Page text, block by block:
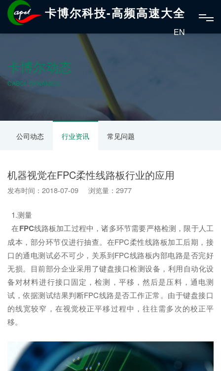
卡博尔科技-高频高速大全
EN
卡博尔动态
CABOL DYNAMICS
公司动态 行业资讯 常见问题
机器视觉在FPC柔性线路板行业的应用
发布时间：2018-07-09 浏览量：2977
1.测量
在FPC线路板加工过程中，诸多环节需要严格检测，限于人工
成本，部分环节仅进行抽查。在FPC柔性线路板加工后期，接
口的通电测试必不可少，关系到FPC线路板内部电路是否完好
无损。目前部分企业采用了键盘接口检测设备，利用自动化设
备对材料进行接口固定，检测，平移，然后是压料，通电测
试，依据测试结果判断FPC线路是否工作正常。由于键盘接口
的线宽较窄，在视觉校正平移过程中，往往需多次的校正平
移。